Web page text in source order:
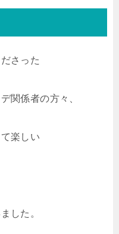
さった
関係者の方々、
楽しい
した。